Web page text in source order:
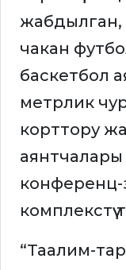
жабдылган,
чакан
баскетбол
метрлик
корттору
конференц-
комплекстүү
“Таалим-